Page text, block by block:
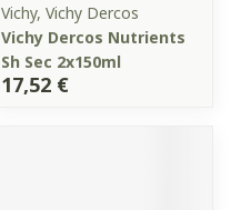
Vichy, Vichy Dercos
Vichy Dercos Nutrients
Sh Sec 2x150ml
17,52 €